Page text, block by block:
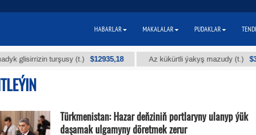
turşusy (t.) $12935,18 Az kükürtli ýakyş mazudy (t.) $300
Türkmenistan: Hazar deňziniň portlaryny ulanyp ýük
daşamak ulgamyny döretmek zerur
HABARLAR MAKALALAR PUDAKLAR